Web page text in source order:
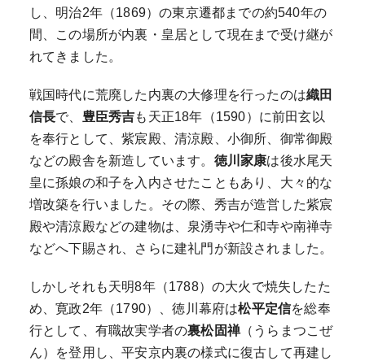
し、明治2年（1869）の東京遷都までの約540年の
間、この場所が内裏・皇居として現在まで受け継が
れてきました。
戦国時代に荒廃した内裏の大修理を行ったのは織田
信長で、 豊臣秀吉も天正18年（1590）に前田玄以
を奉行として、紫宸殿、清涼殿、小御所、御常御殿
などの殿舎を新造しています。 徳川家康は後水尾天
皇に孫娘の和子を入内させたこともあり、大々的な
増改築を行いました。その際、秀吉が造営した紫宸
殿や清涼殿などの建物は、泉湧寺や仁和寺や南禅寺
などへ下賜され、さらに建礼門が新設されました。
しかしそれも天明8年（1788）の大火で焼失したた
め、寛政2年（1790）、徳川幕府は松平定信を総奉
行として、有職故実学者の裏松固禅（うらまつこぜ
ん）を登用し、平安京内裏の様式に復古して再建し